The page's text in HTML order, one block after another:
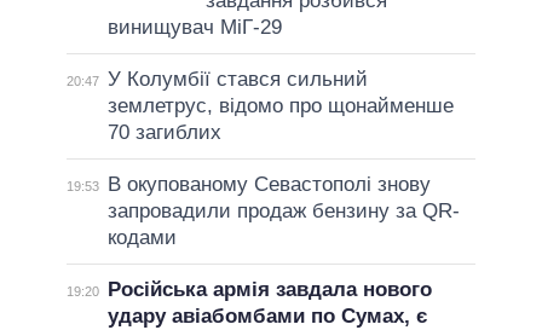
винищувач МіГ-29
20:47 У Колумбії стався сильний
землетрус, відомо про щонайменше
70 загиблих
19:53
В окупованому Севастополі знову
запровадили продаж бензину за QR-
кодами
19:20
Російська армія завдала нового
удару авіабомбами по Сумах, є